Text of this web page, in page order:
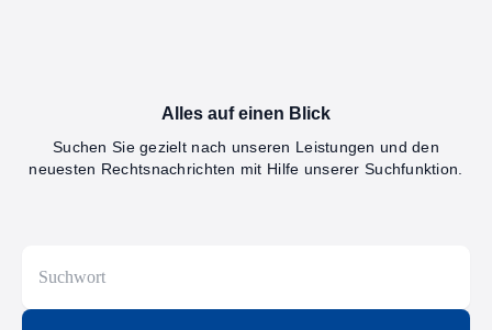
Alles auf einen Blick
Suchen Sie gezielt nach unseren Leistungen und den
neuesten Rechtsnachrichten mit Hilfe unserer Suchfunktion.